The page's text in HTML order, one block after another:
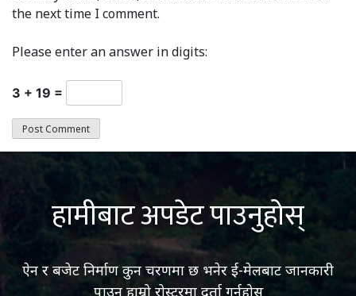
the next time I comment.
Please enter an answer in digits:
3 + 19 =
हामीबाट अपडेट पाउनुहोस्
ऐन र बजेट निर्माण कुन चरणमा छ भनेर ई-मेलबाट जानकारी
पाउन हाम्रो रोस्टरमा दर्ता गर्नुहोस